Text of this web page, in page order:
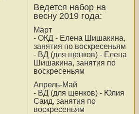
Ведется набор на
весну 2019 года:
Март
- ОКД - Елена Шишакина,
занятия по воскресеньям
- ВД (для щенков) - Елена
Шишакина, занятия по
воскресеньям
Апрель-Май
- ВД (для щенков) - Юлия
Саид, занятия по
воскресеньям